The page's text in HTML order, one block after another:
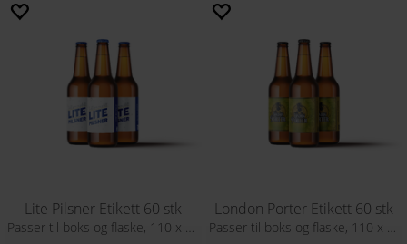
Lite Pilsner Etikett 60 stk London Porter Etikett 60 stk